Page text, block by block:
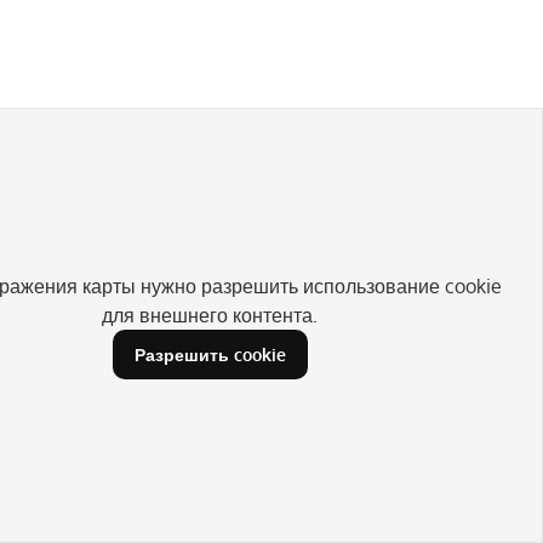
карты нужно разрешить использование cookie
для внешнего контента.
Разрешить cookie